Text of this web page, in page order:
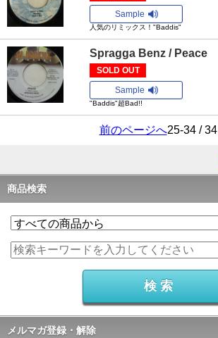
Sample
人気のリミックス！"Baddis"
Spragga Benz / Peace
SOLD OUT
Sample
"Baddis"超Bad!!
前のページへ25-34 / 34
商品検索
メルマガ登録・解除